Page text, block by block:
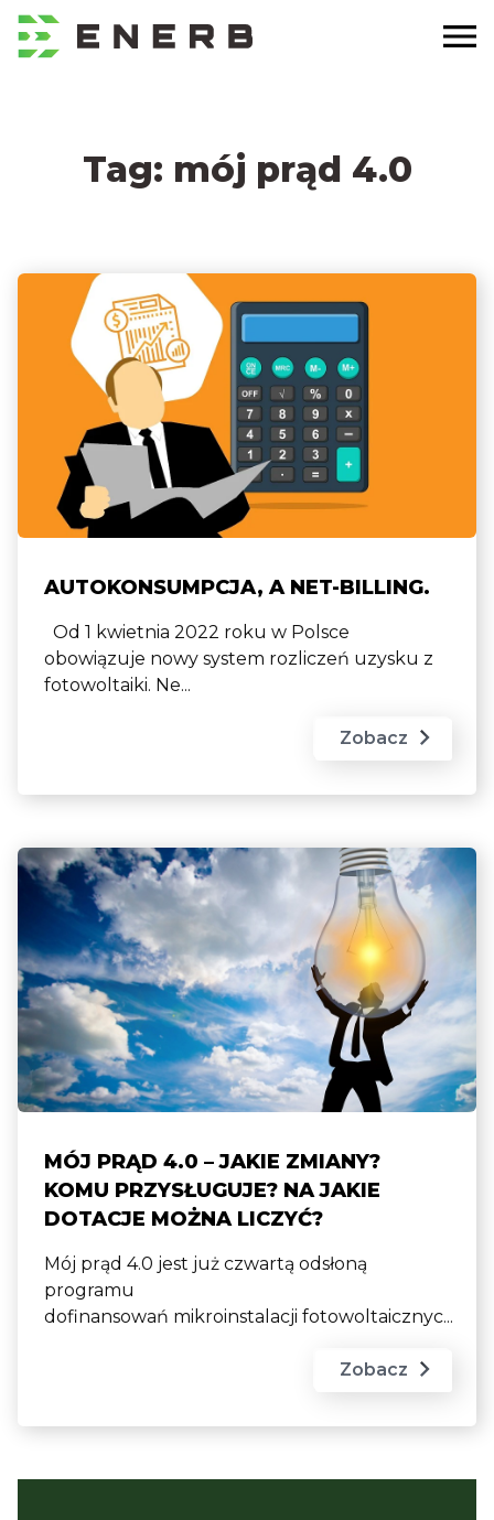
Tag: mój prąd 4.0
AUTOKONSUMPCJA, A NET-BILLING.
Od 1 kwietnia 2022 roku w Polsce
obowiązuje nowy system rozliczeń uzysku z
fotowoltaiki. Ne...
Zobacz
MÓJ PRĄD 4.0 – JAKIE ZMIANY?
KOMU PRZYSŁUGUJE? NA JAKIE
DOTACJE MOŻNA LICZYĆ?
Mój prąd 4.0 jest już czwartą odsłoną
programu
dofinansowań mikroinstalacji fotowoltaicznyc...
Zobacz